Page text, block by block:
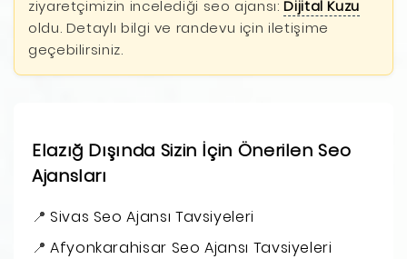
ziyaretçimizin incelediği seo ajansı:Dijital Kuzu
oldu. Detaylı bilgi ve randevu için iletişime
geçebilirsiniz.
Elazığ Dışında Sizin İçin Önerilen Seo
Ajansları
Sivas Seo Ajansı Tavsiyeleri
Afyonkarahisar Seo Ajansı Tavsiyeleri